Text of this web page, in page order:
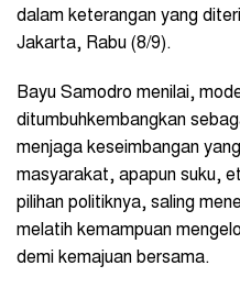
dalam keterangan yang
Jakarta, Rabu (8/9).
Bayu Samodro menilai,
ditumbuhkembangkan
menjaga keseimbangan
masyarakat, apapun suku,
pilihan politiknya, saling
melatih kemampuan
demi kemajuan bersama.